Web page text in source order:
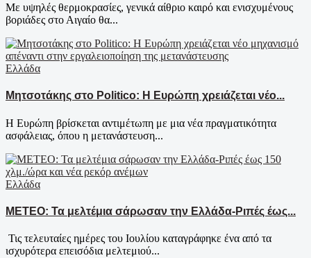
Με υψηλές θερμοκρασίες, γενικά αίθριο καιρό και ενισχυμένους
βοριάδες στο Αιγαίο θα...
Ελλάδα
Μητσοτάκης στο Politico: Η Ευρώπη χρειάζεται νέο...
Η Ευρώπη βρίσκεται αντιμέτωπη με μια νέα πραγματικότητα
ασφάλειας, όπου η μετανάστευση...
Ελλάδα
ΜΕΤΕΟ: Τα μελτέμια σάρωσαν την Ελλάδα-Ριπές έως...
Τις τελευταίες ημέρες του Ιουλίου καταγράφηκε ένα από τα
ισχυρότερα επεισόδια μελτεμιού...